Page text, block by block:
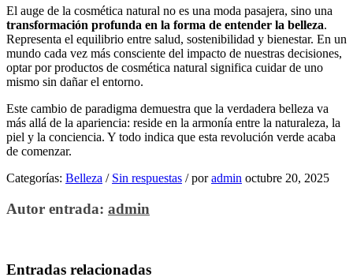
El auge de la cosmética natural no es una moda pasajera, sino una
transformación profunda en la forma de entender la belleza.
Representa el equilibrio entre salud, sostenibilidad y bienestar. En un
mundo cada vez más consciente del impacto de nuestras decisiones,
optar por productos de cosmética natural significa cuidar de uno
mismo sin dañar el entorno.
Este cambio de paradigma demuestra que la verdadera belleza va
más allá de la apariencia: reside en la armonía entre la naturaleza, la
piel y la conciencia. Y todo indica que esta revolución verde acaba
de comenzar.
Categorías: Belleza / Sin respuestas /poradmin octubre 20, 2025
Autor entrada: admin
Entradas relacionadas